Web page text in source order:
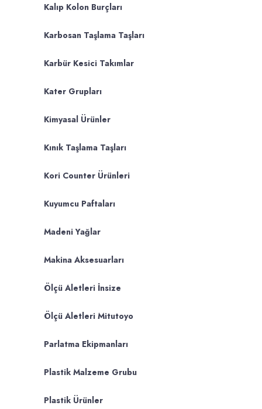
Kalıp Kolon Burçları
Karbosan Taşlama Taşları
Karbür Kesici Takımlar
Kater Grupları
Kimyasal Ürünler
Kınık Taşlama Taşları
Kori Counter Ürünleri
Kuyumcu Paftaları
Madeni Yağlar
Makina Aksesuarları
Ölçü Aletleri İnsize
Ölçü Aletleri Mitutoyo
Parlatma Ekipmanları
Plastik Malzeme Grubu
Plastik Ürünler